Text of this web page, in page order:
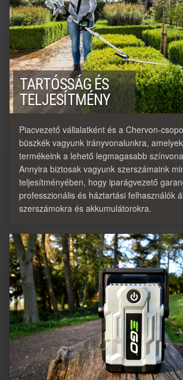
TARTÓSSÁG ÉS
TELJESÍTMÉNY
Piacvezető vállalatként és a Chervon-
büszkék vagyunk irányvonalunkra,
termékeink a lehető legmagasabb
Annyira biztosak vagyunk szerszámaink
teljesítményében, hogy iparágvezető
professzionális és háztartási felhasználók
szerszámokra és akkumulátorokra.